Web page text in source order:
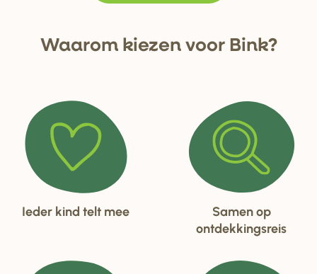
Waarom kiezen voorBink?
Ieder kind telt mee
Samen op
ontdekkingsreis